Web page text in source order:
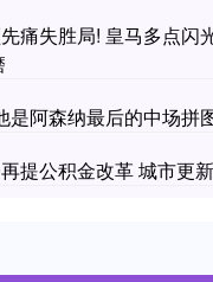
痛失胜局! 皇马多点闪
是阿森纳最后的中场拼
提公积金改革 城市更